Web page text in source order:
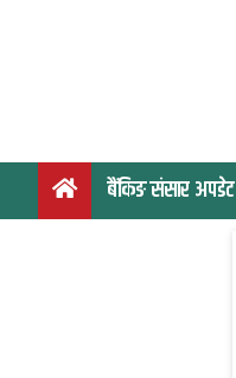
o
बैंकिङ संसार अपडेट